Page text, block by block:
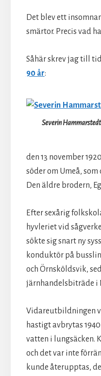
Det blev ett
smärtor. Precis vad
Såhär skrev jag till
90 år:
Severin
den 13 november
söder om Umeå, som
Den äldre brodern,
Efter sexårig
hyvleriet vid
sökte sig snart ny
konduktör på
och Örnsköldsvik,
järnhandelsbiträde i
Vidareutbildningen
hastigt avbrytas
vatten i lungsäcken.
och det var inte
kunde återupptas,